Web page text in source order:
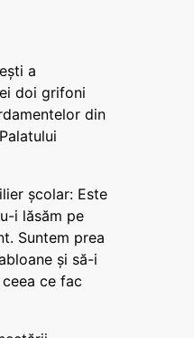
a
doi grifoni
din
școlar: Este
i lăsăm pe
Suntem prea
și să-i
ce fac